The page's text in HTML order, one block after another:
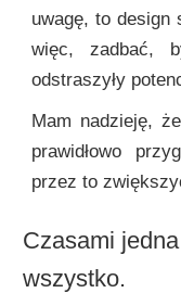
uwagę, to design
więc, zadbać,
odstraszyły
Mam nadzieję,
prawidłowo
przez to
Czasami
wszystko.